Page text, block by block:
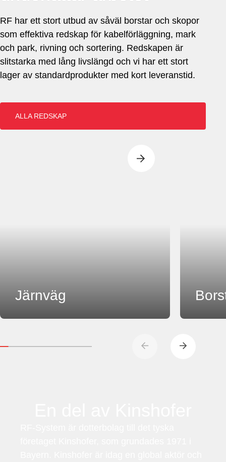
RF har ett stort utbud av såväl borstar och skopor
som effektiva redskap för kabelförläggning, mark
och park, rivning och sortering. Redskapen är
slitstarka med lång livslängd och vi har ett stort
lager av standardprodukter med kort leveranstid.
ALLA REDSKAP
Järnväg